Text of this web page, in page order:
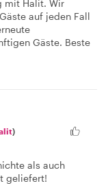
mit Halit. Wir
auf jeden Fall
Gäste. Beste
)
als auch
geliefert!